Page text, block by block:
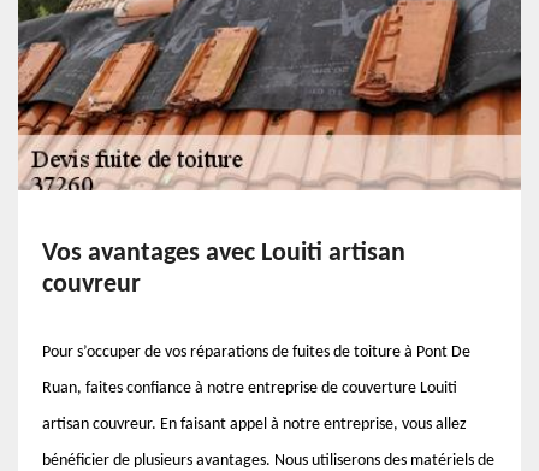
Vos avantages avec Louiti artisan
couvreur
Pour s’occuper de vos réparations de fuites de toiture à Pont De
Ruan, faites confiance à notre entreprise de couverture Louiti
artisan couvreur. En faisant appel à notre entreprise, vous allez
bénéficier de plusieurs avantages. Nous utiliserons des matériels de